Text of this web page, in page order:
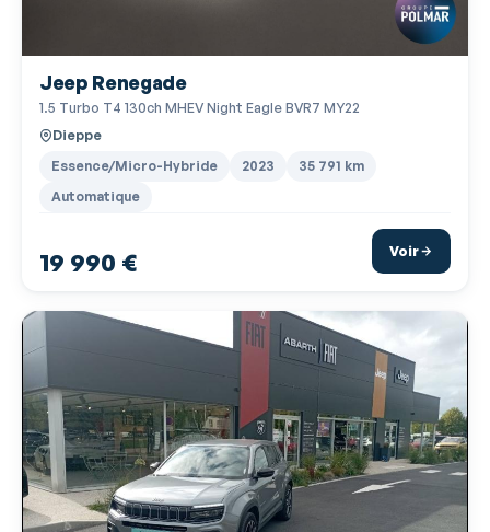
Jeep Renegade
1.5 Turbo T4 130ch MHEV Night Eagle BVR7 MY22
Dieppe
Essence/Micro-Hybride 2023
35 791 km
Automatique
19 990 € Voir